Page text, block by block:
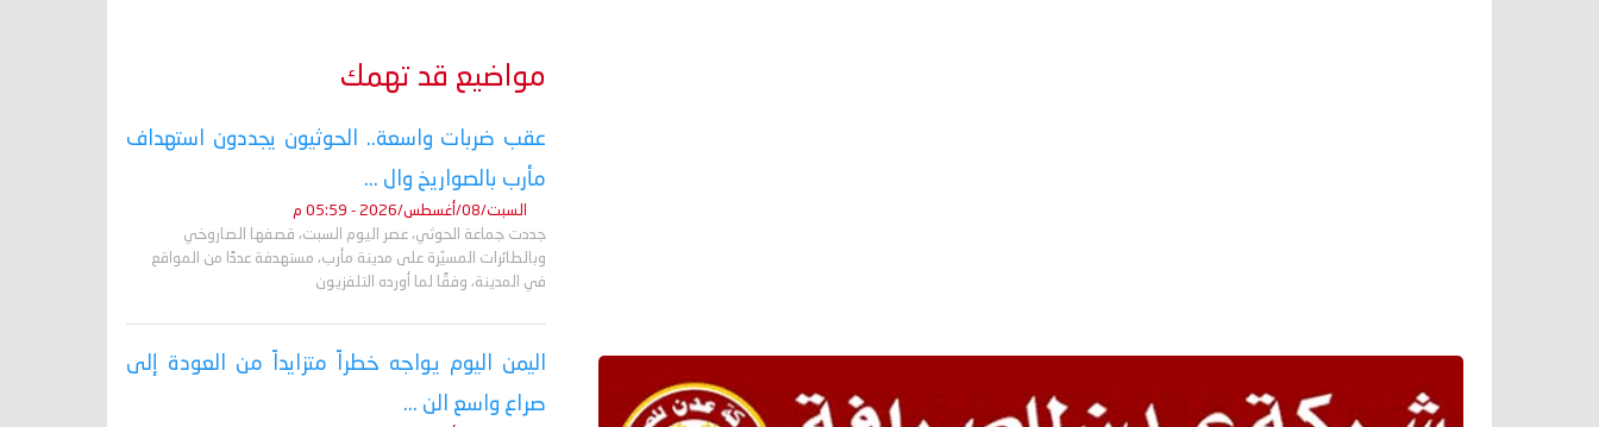
مواضيع قد تهمك
عقب ضربات واسعة.. الحوثيون يجددون استهداف
مأرب بالصواريخ وال ...
السبت/08/أغسطس/2026 - 05:59 م
جددت جماعة الحوثي، عصر اليوم السبت، قصفها الصاروخي
وبالطائرات المسيّرة على مدينة مأرب، مستهدفة عددًا من المواقع
في المدينة، وفقًا لما أورده التلفزيون
اليمن اليوم يواجه خطراً متزايداً من العودة إلى
صراع واسع الن ...